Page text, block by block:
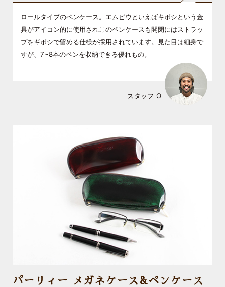
ロールタイプのペンケース。エムピウといえばキボシという金
具がアイコン的に使用されこのペンケースも開閉にはストラッ
プをギボシで留める仕様が採用されています。見た目は細身で
すが、7~8本のペンを収納できる優れもの。
スタッフ O
パーリィー メガネケース&ペンケース